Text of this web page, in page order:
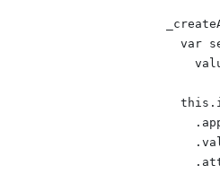
var